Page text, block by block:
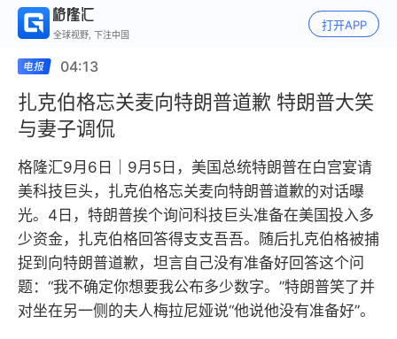
全球视野, 下注中国
打开APP
04:13
扎克伯格忘关麦向特朗普道歉 特朗普大笑
与妻子调侃
格隆汇9月6日｜9月5日，美国总统特朗普在白宫宴请
美科技巨头，扎克伯格忘关麦向特朗普道歉的对话曝
光。4日，特朗普挨个询问科技巨头准备在美国投入多
少资金，扎克伯格回答得支支吾吾。随后扎克伯格被捕
捉到向特朗普道歉，坦言自己没有准备好回答这个问
题：“我不确定你想要我公布多少数字。”特朗普笑了并
对坐在另一侧的夫人梅拉尼娅说“他说他没有准备好”。